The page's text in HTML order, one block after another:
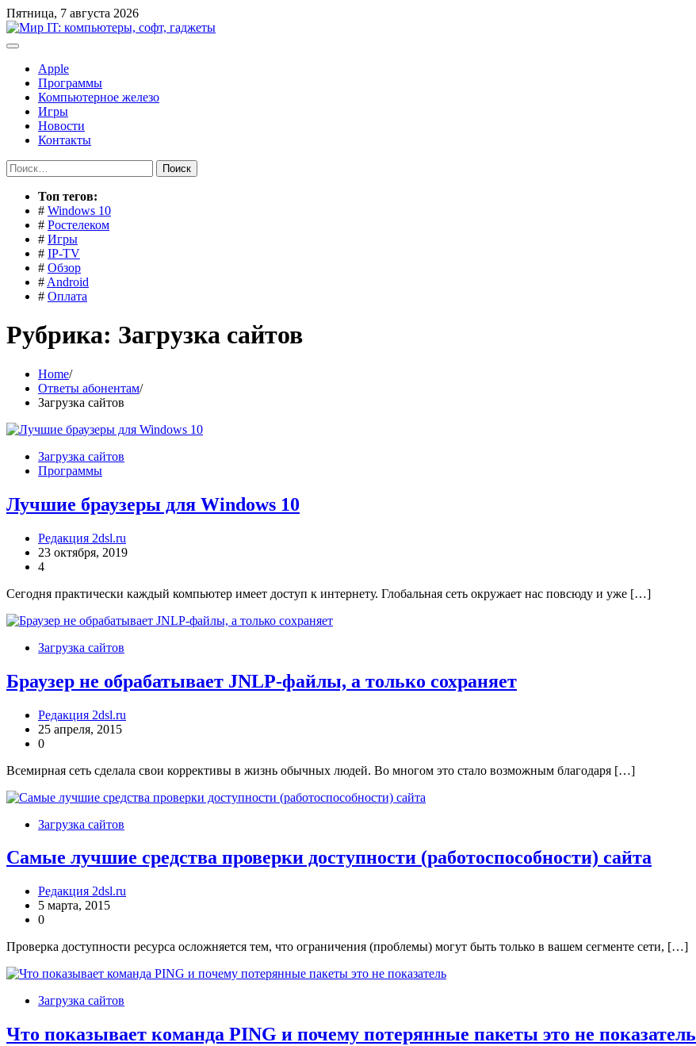
Перейти
к
содержимому
Пятница, 7 августа 2026
Apple
Программы
Компьютерное железо
Игры
Новости
Контакты
Найти:
Toп тегов:
# Windows 10
# Ростелеком
# Игры
# IP-TV
# Обзор
# Android
# Оплата
Рубрика: Загрузка сайтов
Home
Ответы абонентам
Загрузка сайтов
Загрузка сайтов
Программы
Лучшие браузеры для Windows 10
Редакция 2dsl.ru
23 октября, 2019
4
Сегодня практически каждый компьютер имеет доступ к интернету. Глобальная сеть окружает нас повсюду и уже […]
Загрузка сайтов
Браузер не обрабатывает JNLP-файлы, а только сохраняет
Редакция 2dsl.ru
25 апреля, 2015
0
Всемирная сеть сделала свои коррективы в жизнь обычных людей. Во многом это стало возможным благодаря […]
Загрузка сайтов
Самые лучшие средства проверки доступности (работоспособности) сайта
Редакция 2dsl.ru
5 марта, 2015
0
Проверка доступности ресурса осложняется тем, что ограничения (проблемы) могут быть только в вашем сегменте сети, […]
Загрузка сайтов
Что показывает команда PING и почему потерянные пакеты это не показатель